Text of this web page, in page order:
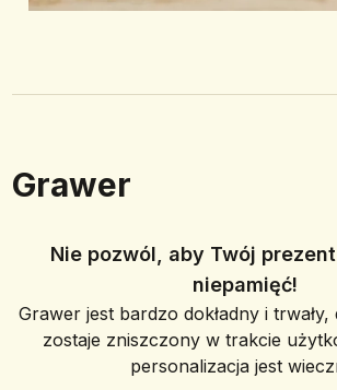
Grawer
Nie pozwól, aby Twój
niepamięć!
Grawer jest bardzo dokładny i
zostaje zniszczony w trakcie
personalizacja jest